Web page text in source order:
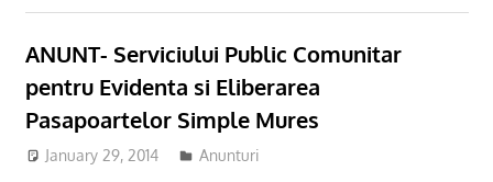
ANUNT- Serviciului Public Comunitar
pentru Evidenta si Eliberarea
Pasapoartelor Simple Mures
January 29, 2014 Anunturi